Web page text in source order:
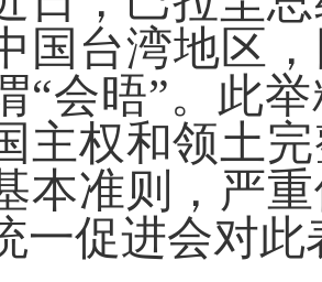
国台湾地区
“会晤”。此
主权和领土
本准则，严
一促进会对